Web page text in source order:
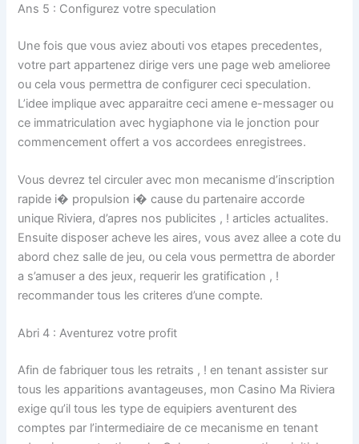
Ans 5 : Configurez votre speculation
Une fois que vous aviez abouti vos etapes precedentes,
votre part appartenez dirige vers une page web amelioree
ou cela vous permettra de configurer ceci speculation.
L’idee implique avec apparaitre ceci amene e-messager ou
ce immatriculation avec hygiaphone via le jonction pour
commencement offert a vos accordees enregistrees.
Vous devrez tel circuler avec mon mecanisme d’inscription
rapide i� propulsion i� cause du partenaire accorde
unique Riviera, d’apres nos publicites , ! articles actualites.
Ensuite disposer acheve les aires, vous avez allee a cote du
abord chez salle de jeu, ou cela vous permettra de aborder
a s’amuser a des jeux, requerir les gratification , !
recommander tous les criteres d’une compte.
Abri 4 : Aventurez votre profit
Afin de fabriquer tous les retraits , ! en tenant assister sur
tous les apparitions avantageuses, mon Casino Ma Riviera
exige qu’il tous les type de equipiers aventurent des
comptes par l’intermediaire de ce mecanisme en tenant